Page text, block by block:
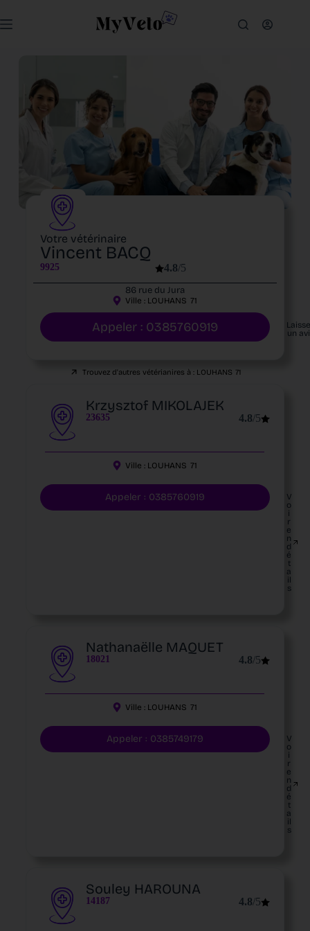
Votre vétérinaire
Vincent BACQ
9925 4.8/5
86 rue du Jura
Ville : LOUHANS 71
Appeler : 0385760919
un
Trouvez d'autres vétérianires à : LOUHANS 71
Krzysztof MIKOLAJEK
23635 4.8/5
Ville : LOUHANS 71
Appeler : 0385760919
V
o
i
r
e
n
d
é
t
a
il
s
Nathanaëlle MAQUET
18021 4.8/5
Ville : LOUHANS 71
Appeler : 0385749179
V
o
i
r
e
n
d
é
t
a
il
s
Souley HAROUNA
14187 4.8/5